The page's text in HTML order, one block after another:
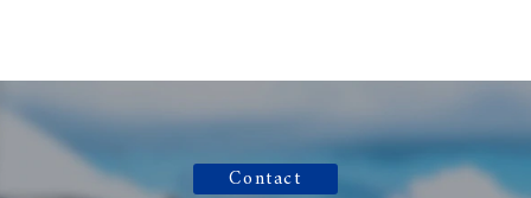
Contact